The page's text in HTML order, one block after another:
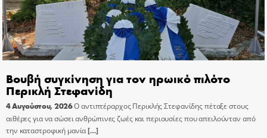
Βουβή συγκίνηση για τον ηρωικό πιλότο
Περικλή Στεφανίδη
4 Αυγούστου, 2026Ο αντιπτέραρχος Περικλής Στεφανίδης πέταξε στους
αιθέρες για να σώσει ανθρώπινες ζωές και περιουσίες που απειλούνταν από
την καταστροφική μανία[…]